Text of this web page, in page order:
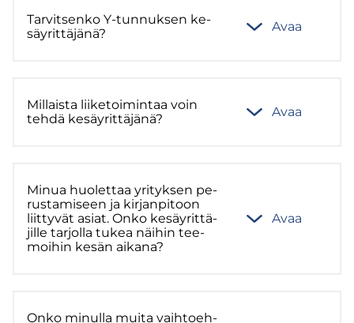
Tar­vit­sen­ko Y-​tunnuksen ke­
säy­rit­tä­jä­nä?
Avaa
Mil­lais­ta lii­ke­toi­min­taa voin
tehdä ke­säy­rit­tä­jä­nä?
Avaa
Minua huo­let­taa yri­tyk­sen pe­
rus­ta­mi­seen ja kir­jan­pi­toon
liit­ty­vät asiat. Onko ke­säy­rit­tä­
jil­le tar­jol­la tukea näi­hin tee­
moi­hin kesän ai­ka­na?
Avaa
Onko mi­nul­la muita vaih­toeh­